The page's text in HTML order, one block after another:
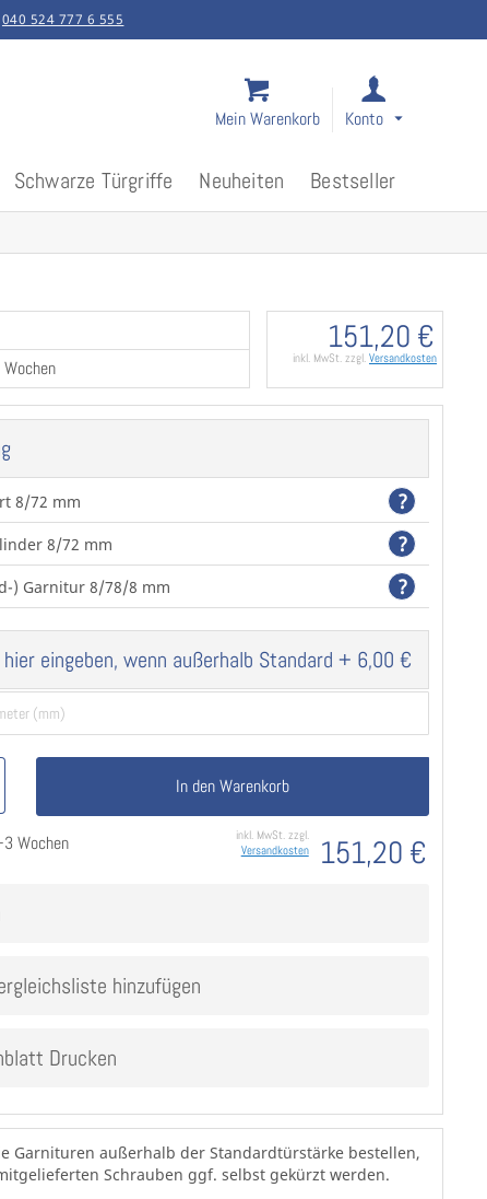
040 524 777 6 555
Konto
Mein Warenkorb
Schwarze Türgriffe Neuheiten Bestseller
151,20 €
inkl. MwSt. zzgl. Versandkosten
8/72 mm ?
8/72 mm ?
) Garnitur 8/78/8 mm ?
eingeben, wenn außerhalb Standard + 6,00 €
In den Warenkorb
Wochen 151,20 €
inkl. MwSt. zzgl.
Versandkosten
hinzufügen
Drucken
Garnituren außerhalb der Standardtürstärke bestellen,
Schrauben ggf. selbst gekürzt werden.